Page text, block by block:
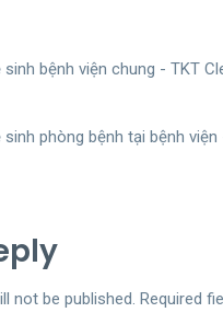
sinh bệnh viện chung - TKT
sinh phòng bệnh tại bệnh viện
not be published. Required